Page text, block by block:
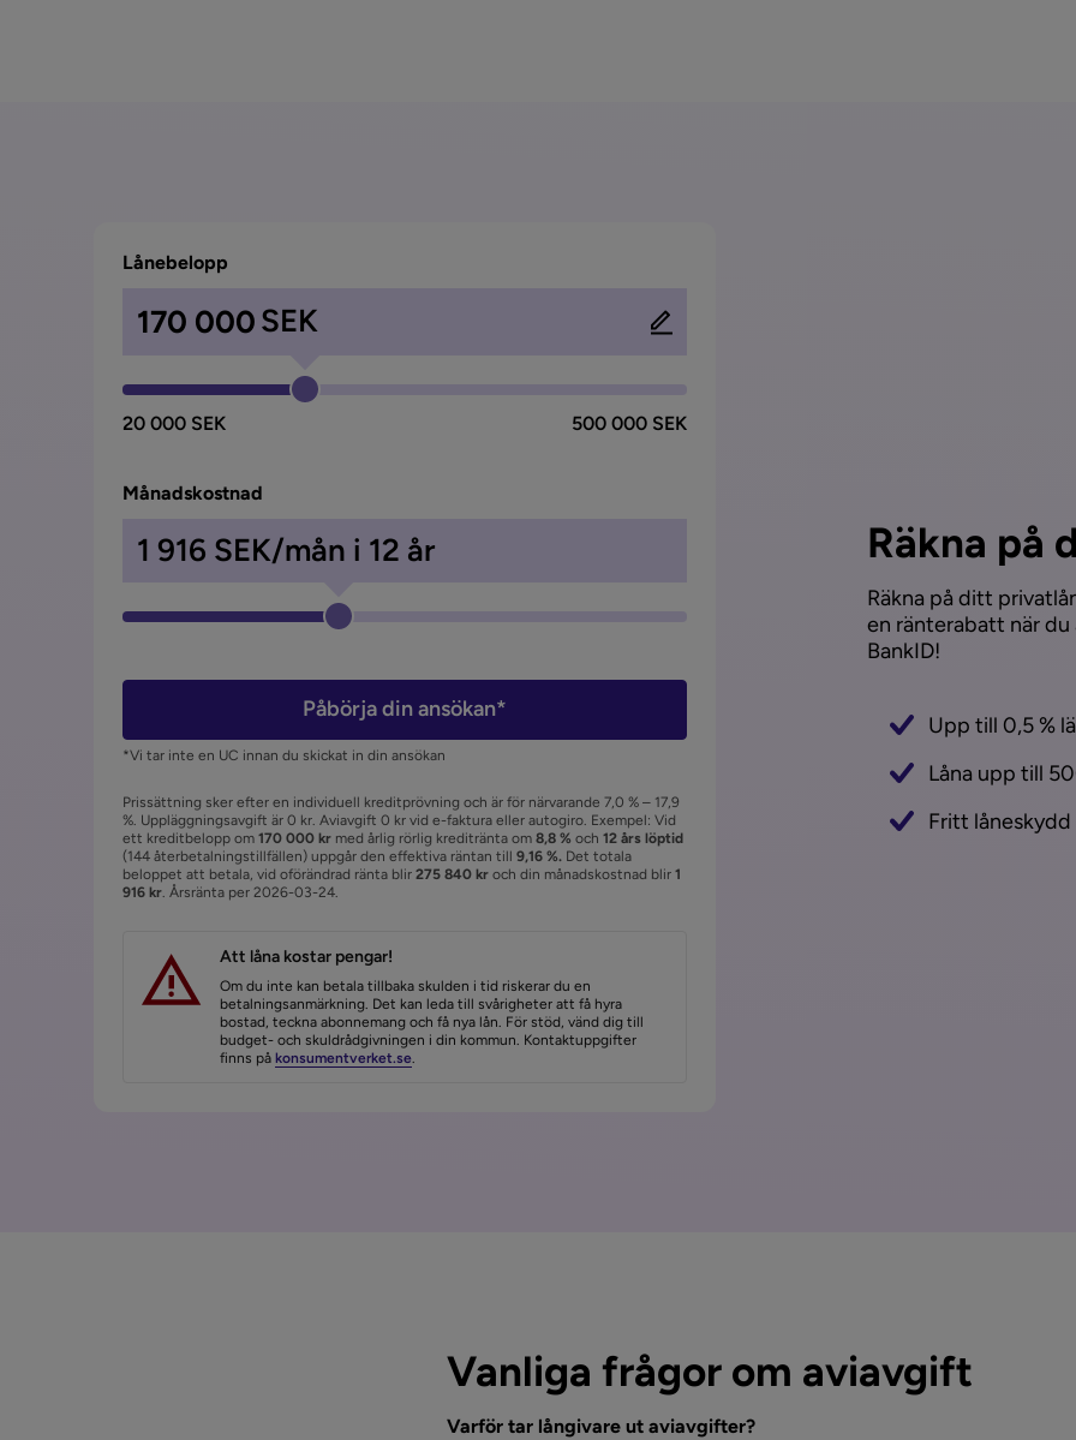
Räkna på
Räkna på ditt
en ränterabatt när du
BankID!
Upp till 0,5 %
Låna upp till
Fritt
Lånebelopp
SEK
20 000 SEK 500 000 SEK
Månadskostnad
1 916 SEK/mån i 12 år
Påbörja din ansökan*
*Vi tar inte en UC innan du skickat in din ansökan
Prissättning sker efter en individuell kreditprövning och är för närvarande 7,0 % – 17,9
%. Uppläggningsavgift är 0 kr. Aviavgift 0 kr vid e-faktura eller autogiro. Exempel: Vid
ett kreditbelopp om 170 000 kr med årlig rörlig kreditränta om 8,8 % och 12 års löptid
(144 återbetalningstillfällen) uppgår den effektiva räntan till 9,16 %. Det totala
beloppet att betala, vid oförändrad ränta blir 275 840 kr och din månadskostnad blir 1
916 kr . Årsränta per 2026-03-24.
Att låna kostar pengar!
Om du inte kan betala tillbaka skulden i tid riskerar du en
betalningsanmärkning. Det kan leda till svårigheter att få hyra
bostad, teckna abonnemang och få nya lån. För stöd, vänd dig till
budget- och skuldrådgivningen i din kommun. Kontaktuppgifter
finns på konsumentverket.se
Vanliga frågor om aviavgift
Varför tar långivare ut aviavgifter?